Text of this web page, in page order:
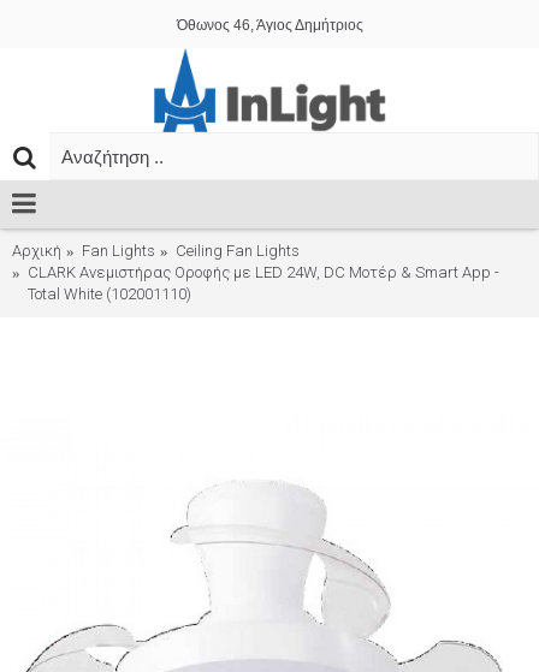
Όθωνος 46, Άγιος Δημήτριος
Αρχική Fan Lights
Ceiling Fan Lights
CLARK Ανεμιστήρας Οροφής με LED 24W, DC Μοτέρ & Smart App -
Total White (102001110)